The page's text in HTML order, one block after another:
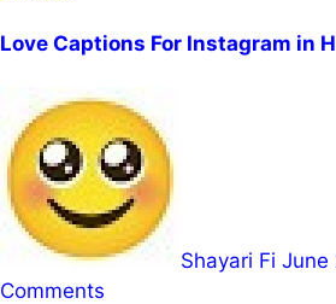
Love Captions For Instagram in
Shayari Fi June
Comments